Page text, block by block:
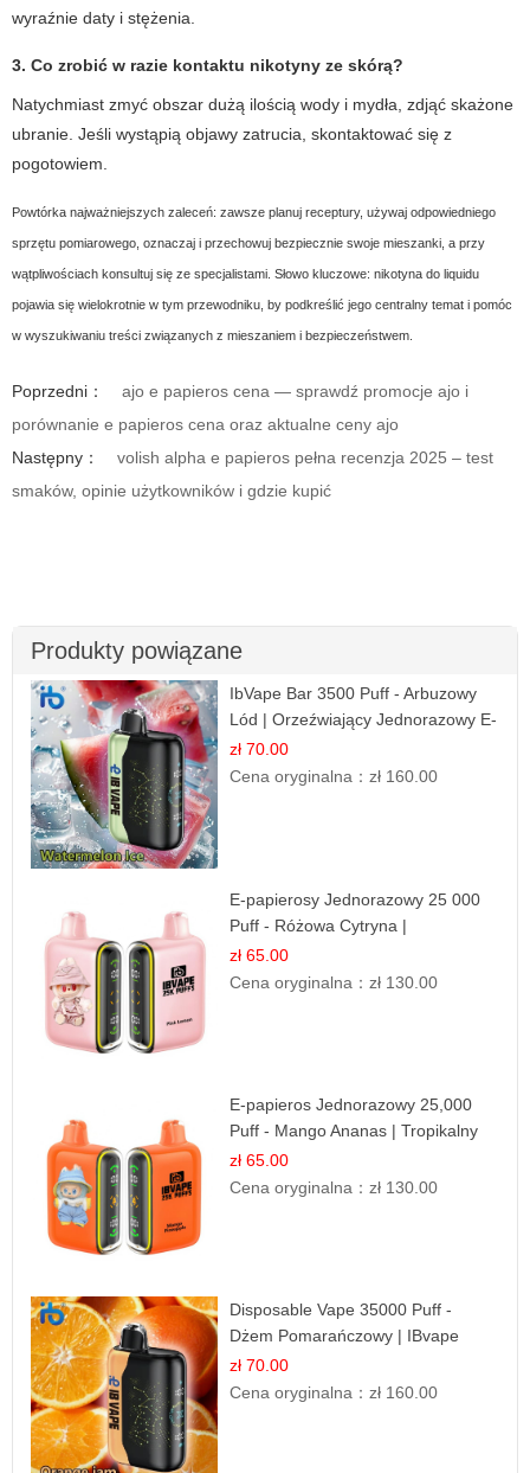
wyraźnie daty i stężenia.
3. Co zrobić w razie kontaktu nikotyny ze skórą?
Natychmiast zmyć obszar dużą ilością wody i mydła, zdjąć skażone
ubranie. Jeśli wystąpią objawy zatrucia, skontaktować się z
pogotowiem.
Powtórka najważniejszych zaleceń: zawsze planuj receptury, używaj odpowiedniego
sprzętu pomiarowego, oznaczaj i przechowuj bezpiecznie swoje mieszanki, a przy
wątpliwościach konsultuj się ze specjalistami. Słowo kluczowe: nikotyna do liquidu
pojawia się wielokrotnie w tym przewodniku, by podkreślić jego centralny temat i pomóc
w wyszukiwaniu treści związanych z mieszaniem i bezpieczeństwem.
Poprzedni：
ajo e papieros cena — sprawdź promocje ajo i
porównanie e papieros cena oraz aktualne ceny ajo
Następny：
volish alpha e papieros pełna recenzja 2025 – test
smaków, opinie użytkowników i gdzie kupić
Produkty powiązane
IbVape Bar 3500 Puff - Arbuzowy
Lód | Orzeźwiający Jednorazowy E-
papieros
zł 70.00
Cena oryginalna：zł 160.00
E-papierosy Jednorazowy 25 000
Puff - Różowa Cytryna |
Orzeźwiający Owoc
zł 65.00
Cena oryginalna：zł 130.00
E-papieros Jednorazowy 25,000
Puff - Mango Ananas | Tropikalny
Smak
zł 65.00
Cena oryginalna：zł 130.00
Disposable Vape 35000 Puff -
Dżem Pomarańczowy | IBvape
zł 70.00
Cena oryginalna：zł 160.00